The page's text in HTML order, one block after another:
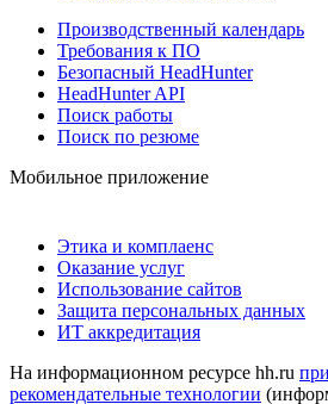
Производственный календарь
Требования к ПО
Безопасный HeadHunter
HeadHunter API
Поиск работы
Поиск по резюме
Мобильное приложение
Этика и комплаенс
Оказание услуг
Использование сайтов
Защита персональных данных
ИТ аккредитация
На информационном ресурсе hh.ru
рекомендательные технологии